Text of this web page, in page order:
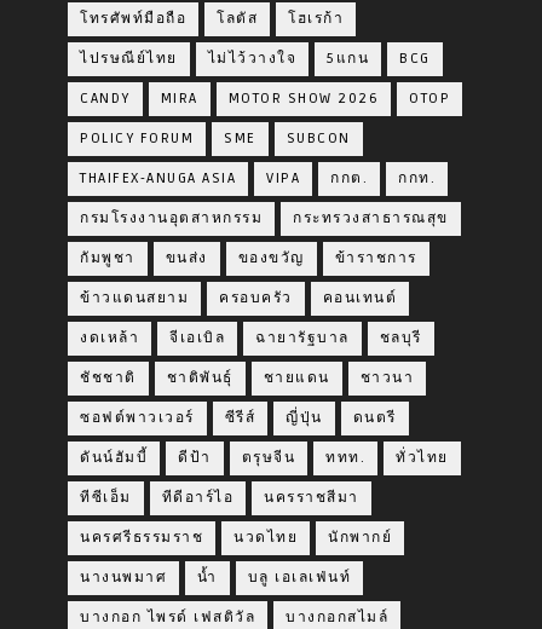
โทรศัพท์มือถือ โลตัส โฮเรก้า
ไปรษณีย์ไทย ไม่ไว้วางใจ 5แกน BCG
CANDY MIRA MOTOR SHOW 2026 OTOP
POLICY FORUM SME SUBCON
THAIFEX-ANUGA ASIA VIPA กกต. กกท.
กรมโรงงานอุตสาหกรรม กระทรวงสาธารณสุข
กัมพูชา ขนส่ง ของขวัญ ข้าราชการ
ข้าวแดนสยาม ครอบครัว คอนเทนต์
งดเหล้า จีเอเบิล ฉายารัฐบาล ชลบุรี
ชัชชาติ ชาติพันธุ์ ชายแดน ชาวนา
ซอฟต์พาวเวอร์ ซีรีส์ ญี่ปุ่น ดนตรี
ดันน์ฮัมบี้ ดีป้า ตรุษจีน ททท. ทั่วไทย
ทีซีเอ็ม ทีดีอาร์ไอ นครราชสีมา
นครศรีธรรมราช นวดไทย นักพากย์
นางนพมาศ น้ำ บลู เอเลเฟ่นท์
บางกอก ไพรด์ เฟสติวัล บางกอกสไมล์